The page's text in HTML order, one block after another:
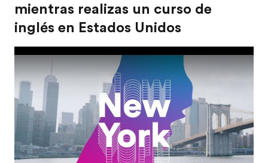
mientras realizas un curso de
inglés en Estados Unidos